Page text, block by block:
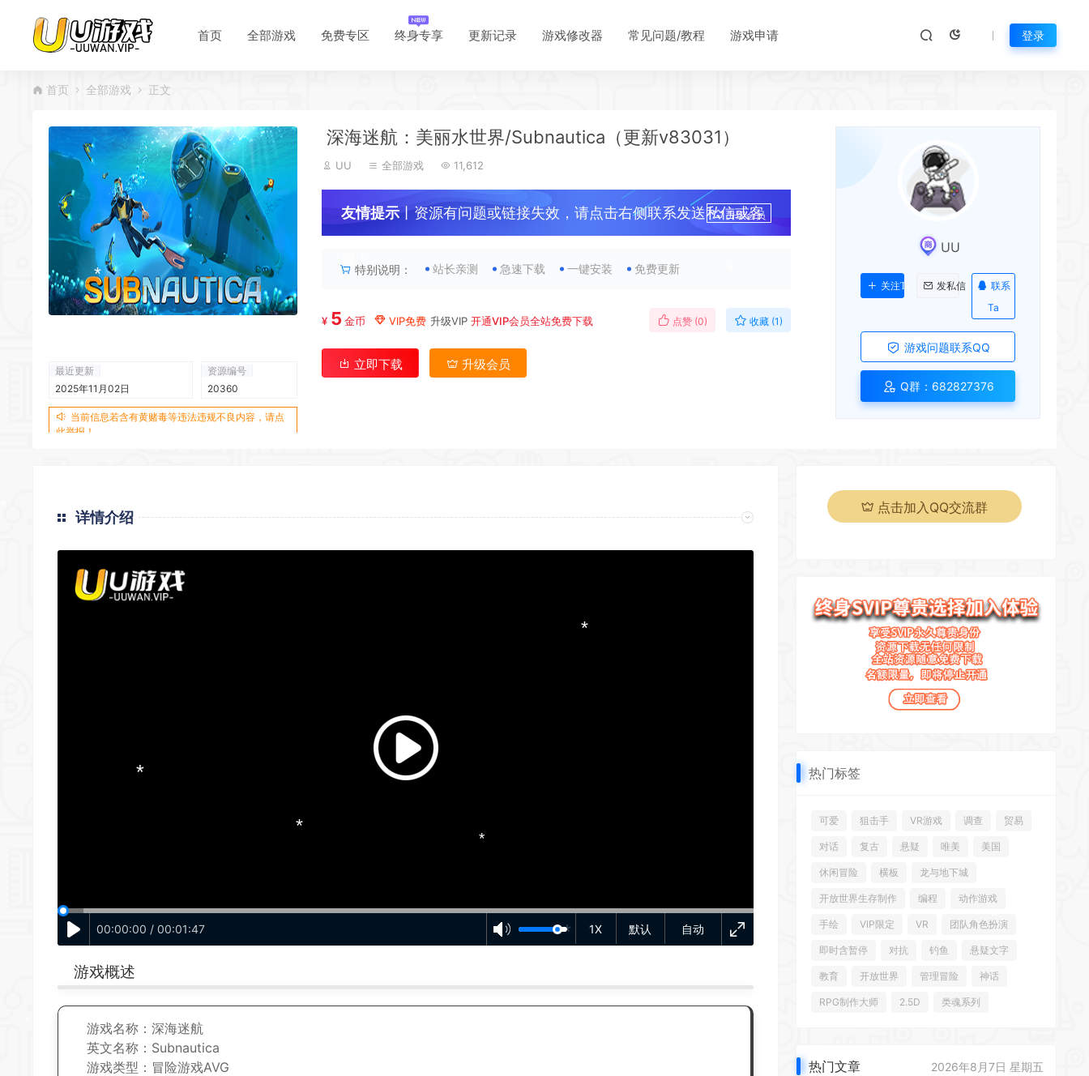
首页 全部游戏 免费专区 终身专享 更新记录 游戏修改器 常见问题/教程 游戏申请 登录
首页 全部游戏 正文
最近更新
2025年11月02日
资源编号
20360
当前信息若含有黄赌毒等违法违规不良内容，请点
此举报！
深海迷航：美丽水世界/Subnautica（更新v83031）
UU 全部游戏 11,612
友情提示丨资源有问题或链接失效，请点击右侧联系发送私信或客
升级会员
特别说明： 站长亲测 急速下载 一键安装 免费更新
¥ 5 金币 VIP免费 升级VIP 开通VIP会员全站免费下载 点赞 (0) 收藏 (1)
立即下载 升级会员
UU
关注Ta 发私信
联系
Ta
游戏问题联系QQ
Q群：682827376
详情介绍
自动
1X 默认
00:00:00 / 00:01:47
游戏概述
游戏名称：深海迷航
英文名称：Subnautica
游戏类型： 冒险游戏AVG
点击加入QQ交流群
热门标签
可爱 狙击手 VR游戏 调查 贸易
对话 复古 悬疑 唯美 美国
休闲冒险 横板 龙与地下城
开放世界生存制作 编程 动作游戏
手绘 VIP限定 VR 团队角色扮演
即时含暂停 对抗 钓鱼 悬疑文字
教育 开放世界 管理冒险 神话
RPG制作大师 2.5D 类魂系列
热门文章 2026年8月7日 星期五
*
*
*